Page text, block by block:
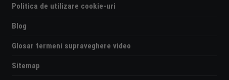
Politica de utilizare cookie-uri
Blog
Glosar termeni supraveghere video
Sitemap